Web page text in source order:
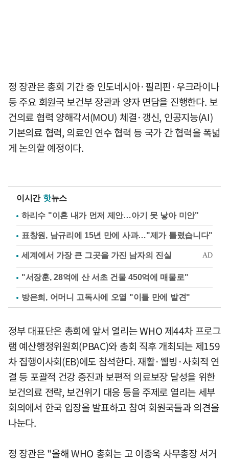
정 장관은 총회 기간 중 인도네시아·필리핀·우크라이나
등 주요 회원국 보건부 장관과 양자 면담을 진행한다. 보
건의료 협력 양해각서(MOU) 체결·갱신, 인공지능(AI)
기본의료 협력, 의료인 연수 협력 등 국가 간 협력을 폭넓
게 논의할 예정이다.
이시간 핫뉴스
하리수 "이혼 내가 먼저 제안…아기 못 낳아 미안"
표창원, 남규리에 15년 만에 사과…"제가 틀렸습니다"
"서장훈, 28억에 산 서초 건물 450억에 매물로"
방은희, 어머니 고독사에 오열 "이틀 만에 발견"
정부 대표단은 총회에 앞서 열리는 WHO 제44차 프로그
램 예산행정위원회(PBAC)와 총회 직후 개최되는 제159
차 집행이사회(EB)에도 참석한다. 재활·웰빙·사회적 연
결 등 포괄적 건강 증진과 보편적 의료보장 달성을 위한
보건의료 전략, 보건위기 대응 등을 주제로 열리는 세부
회의에서 한국 입장을 발표하고 참여 회원국들과 의견을
나눈다.
정 장관은 "올해 WHO 총회는 고 이종욱 사무총장 서거